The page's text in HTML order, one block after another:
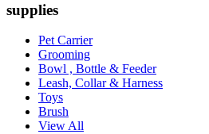
supplies
Pet Carrier
Grooming
Bowl , Bottle & Feeder
Leash, Collar & Harness
Toys
Brush
View All